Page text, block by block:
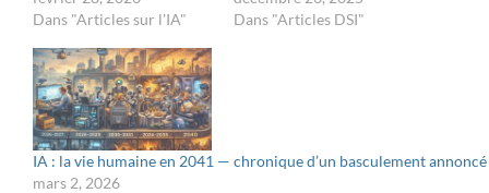
Dans "Articles sur l'IA"
Dans "Articles DSI"
IA : la vie humaine en 2041 — chronique d’un basculement annoncé
mars 2, 2026